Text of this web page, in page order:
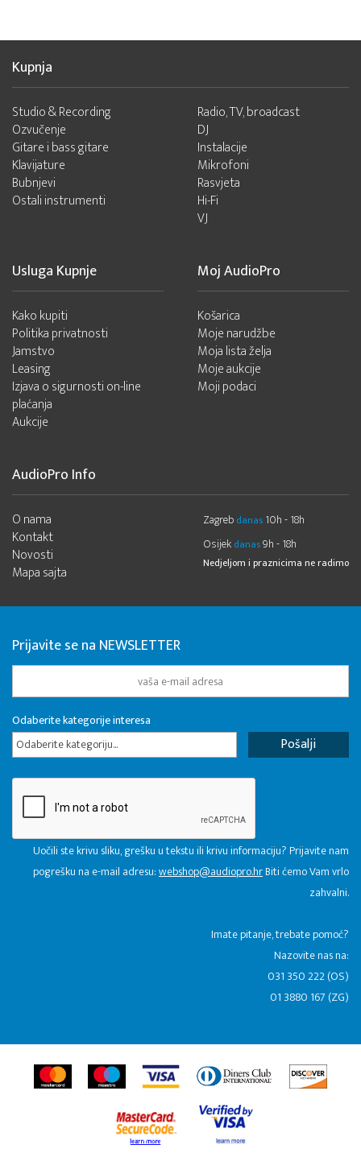
Kupnja
Studio & Recording
Ozvučenje
Gitare i bass gitare
Klavijature
Bubnjevi
Ostali instrumenti
Radio, TV, broadcast
DJ
Instalacije
Mikrofoni
Rasvjeta
Hi-Fi
VJ
Usluga Kupnje
Kako kupiti
Politika privatnosti
Jamstvo
Leasing
Izjava o sigurnosti on-line
plaćanja
Aukcije
Moj AudioPro
Košarica
Moje narudžbe
Moja lista želja
Moje aukcije
Moji podaci
AudioPro Info
O nama
Kontakt
Novosti
Mapa sajta
Zagreb danas 10h - 18h
Osijek danas9h - 18h
Nedjeljom i praznicima ne radimo
Prijavite se na NEWSLETTER
Odaberite kategorije interesa
Odaberite kategoriju...
Uočili ste krivu sliku, grešku u tekstu ili krivu informaciju? Prijavite nam
pogrešku na e-mail adresu:webshop@audiopro.hrBiti ćemo Vam vrlo
zahvalni.
​Imate pitanje, trebate pomoć?
Nazovite nas na:
031 350 222 (OS)
01 3880 167 (ZG)